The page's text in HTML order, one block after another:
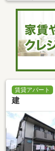
賃貸アパート
建